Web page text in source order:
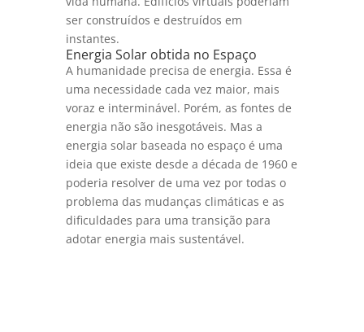
ser construídos e destruídos em
instantes.
Energia Solar obtida no Espaço
A humanidade precisa de energia. Essa é
uma necessidade cada vez maior, mais
voraz e interminável. Porém, as fontes de
energia não são inesgotáveis. Mas a
energia solar baseada no espaço é uma
ideia que existe desde a década de 1960 e
poderia resolver de uma vez por todas o
problema das mudanças climáticas e as
dificuldades para uma transição para
adotar energia mais sustentável.